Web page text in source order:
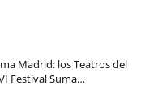
Madrid: los Teatros del
Festival Suma…